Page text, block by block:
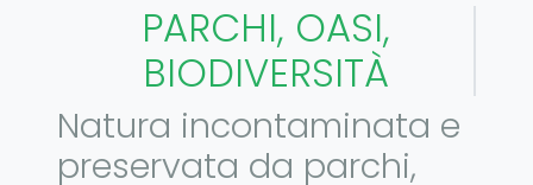
PARCHI, OASI,
BIODIVERSITÀ
Natura incontaminata e
preservata da parchi,